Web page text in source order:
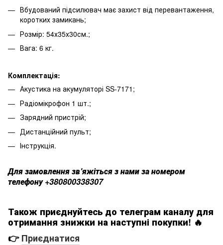
Вбудований підсилювач має захист від перевантаження,
коротких замикань;
Розмір: 54х35х30см.;
Вага: 6 кг.
Комплектація:
Акустика на акумуляторі SS-7171;
Радіомікрофон 1 шт.;
Зарядний пристрій;
Дистанційний пульт;
Інструкція.
Для замовлення зв'яжіться з нами за номером
телефону +380800338307
Також приєднуйтесь до телеграм каналу для
отримання знижки на наступні покупки! 🔥
👉Приєднатися